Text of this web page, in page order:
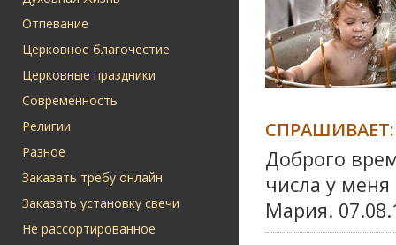
Отпевание
Церковное благочестие
Церковные праздники
Современность
Религии
Разное
Заказать требу онлайн
Заказать установку свечи
Не рассортированное
СПРАШИВАЕТ:
Доброго
числа у меня
Мария.